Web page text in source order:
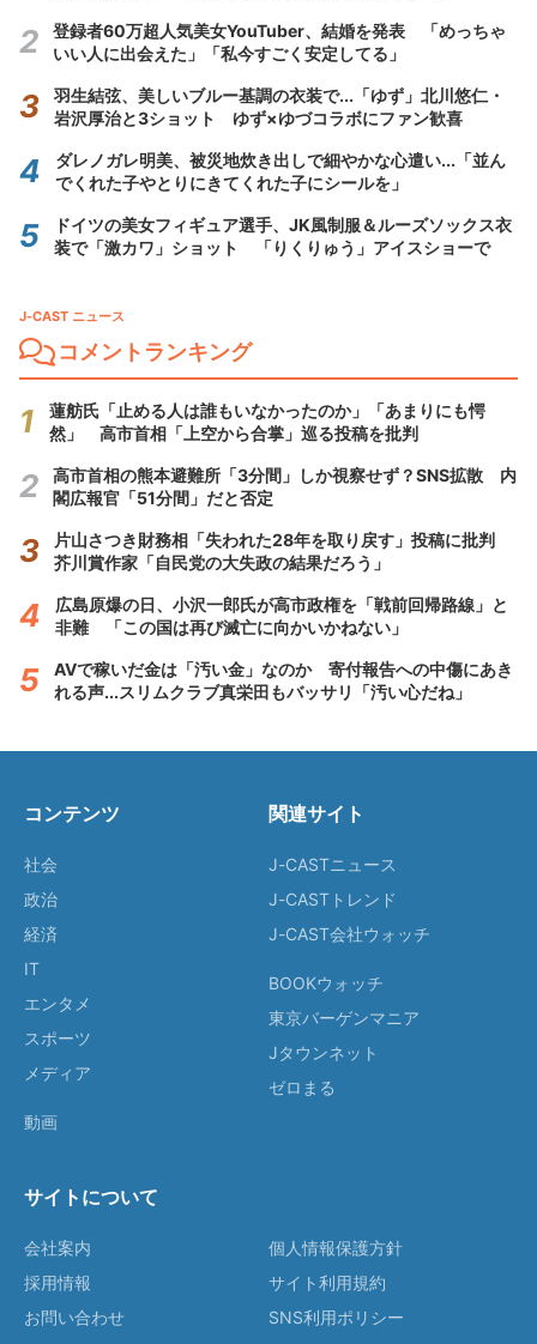
登録者60万超人気美女YouTuber、結婚を発表 「めっちゃ
いい人に出会えた」「私今すごく安定してる」
羽生結弦、美しいブルー基調の衣装で...「ゆず」北川悠仁・
岩沢厚治と3ショット ゆず×ゆづコラボにファン歓喜
ダレノガレ明美、被災地炊き出しで細やかな心遣い...「並ん
でくれた子やとりにきてくれた子にシールを」
ドイツの美女フィギュア選手、JK風制服＆ルーズソックス衣
装で「激カワ」ショット 「りくりゅう」アイスショーで
J-CAST ニュース
コメントランキング
蓮舫氏「止める人は誰もいなかったのか」「あまりにも愕
然」 高市首相「上空から合掌」巡る投稿を批判
高市首相の熊本避難所「3分間」しか視察せず？SNS拡散 内
閣広報官「51分間」だと否定
片山さつき財務相「失われた28年を取り戻す」投稿に批判
芥川賞作家「自民党の大失政の結果だろう」
広島原爆の日、小沢一郎氏が高市政権を「戦前回帰路線」と
非難 「この国は再び滅亡に向かいかねない」
AVで稼いだ金は「汚い金」なのか 寄付報告への中傷にあき
れる声...スリムクラブ真栄田もバッサリ「汚い心だね」
コンテンツ
社会
政治
経済
IT
エンタメ
スポーツ
メディア
動画
関連サイト
J-CASTニュース
J-CASTトレンド
J-CAST会社ウォッチ
BOOKウォッチ
東京バーゲンマニア
Jタウンネット
ゼロまる
サイトについて
会社案内
採用情報
お問い合わせ
個人情報保護方針
サイト利用規約
SNS利用ポリシー